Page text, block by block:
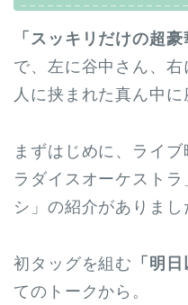
「スッキリだけの超豪
で、左に谷中さん、
人に挟まれた真ん中
まずはじめに、ライ
ラダイスオーケスト
シ」の紹介がありまし
初タッグを組む 「明
てのトークから。